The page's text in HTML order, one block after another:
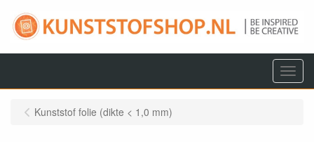
Menu
Kunststof folie (dikte < 1,0 mm)